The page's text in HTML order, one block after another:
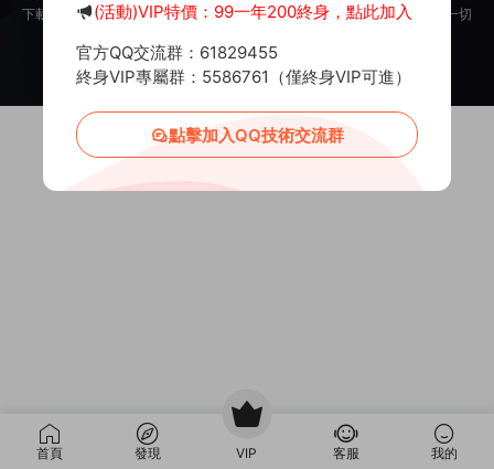
下載用戶僅供學習交流，若使用商業用途，請購買正版授權，否則産生的一切
Copyright © 2012-2025 MiR6.COMAll Rights Reserved
投訴郵箱： Mail@Mir6.com 蜀ICP備2022016462号-2
首頁 發現 VIP 客服 我的
(活動)VIP特價：99一年200終身，點此加入
官方QQ交流群：61829455
終身VIP專屬群：5586761（僅終身VIP可進）
點擊加入QQ技術交流群